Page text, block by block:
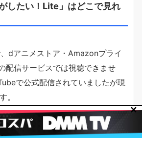
したい！Lite」はどこで見れ
dアニメストア・Amazonプライ
配信サービスでは視聴できませ
で公式配信されていましたが現
。
DISCASでレンタルするの
✕